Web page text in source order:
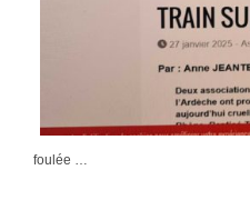
foulée …